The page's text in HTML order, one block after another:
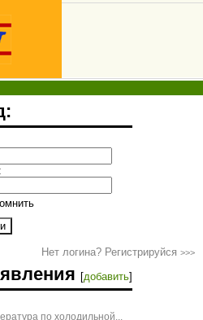
Нет логина? Регистрируйся >>>
[добавить]
по холодильной...